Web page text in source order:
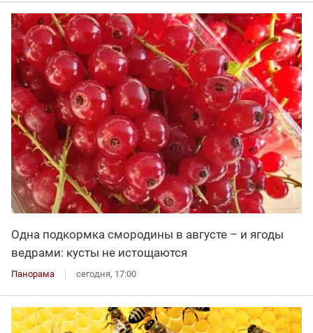
Одна подкормка смородины в августе – и ягоды
ведрами: кусты не истощаются
Панорама сегодня, 17:00